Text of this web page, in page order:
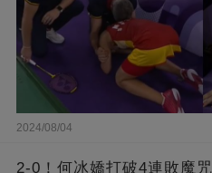
2024/08/04
2-0！何冰嬌打破4連敗魔